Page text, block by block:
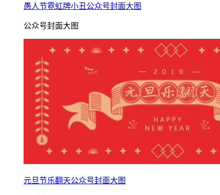
愚人节霓虹牌小丑公众号封面大图
公众号封面大图
元旦节乐翻天公众号封面大图